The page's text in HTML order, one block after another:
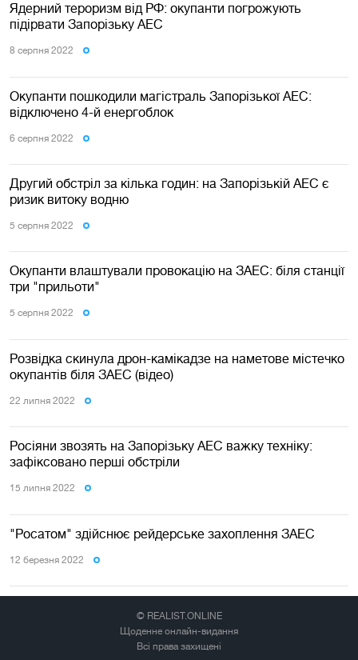
Ядерний тероризм від РФ: окупанти погрожують
підірвати Запорізьку АЕС
8 серпня 2022
Окупанти пошкодили магістраль Запорізької АЕС:
відключено 4-й енергоблок
6 серпня 2022
Другий обстріл за кілька годин: на Запорізькій АЕС є
ризик витоку водню
5 серпня 2022
Окупанти влаштували провокацію на ЗАЕС: біля станції
три "прильоти"
5 серпня 2022
Розвідка скинула дрон-камікадзе на наметове містечко
окупантів біля ЗАЕС (відео)
22 липня 2022
Росіяни звозять на Запорізьку АЕС важку техніку:
зафіксовано перші обстріли
15 липня 2022
"Росатом" здійснює рейдерське захоплення ЗАЕС
12 березня 2022
© REALIST.ONLINE
Щоденне онлайн-видання
Всі права захищені